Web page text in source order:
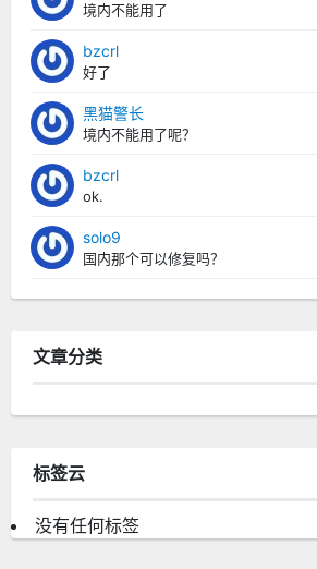
境内不能用了
bzcrl
好了
黑猫警长
境内不能用了呢？
bzcrl
ok.
solo9
国内那个可以修复吗？
文章分类
标签云
没有任何标签